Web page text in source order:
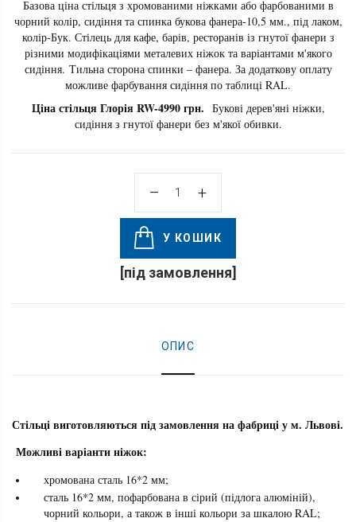
Базова ціна стільця з хромованими ніжками або фарбованими в
чорний колір, сидіння та спинка букова фанера-10,5 мм., під лаком,
колір-Бук. Стілець для кафе, барів, ресторанів із гнутої фанери з
різними модифікаціями металевих ніжок та варіантами м'якого
сидіння. Тильна сторона спинки – фанера. За додаткову оплату
можливе фарбування сидіння по таблиці RAL.
Ціна стільця Глорія RW-4990 грн. Букові дерев'яні ніжки,
сидіння з гнутої фанери без м'якої обивки.
У КОШИК
[під замовлення]
ОПИС
Стільці виготовляються під замовлення на фабриці у м. Львові.
Можливі варіанти ніжок:
хромована сталь 16*2 мм;
сталь 16*2 мм, пофарбована в сірий (підлога алюміній),
чорний кольори, а також в інші кольори за шкалою RAL;